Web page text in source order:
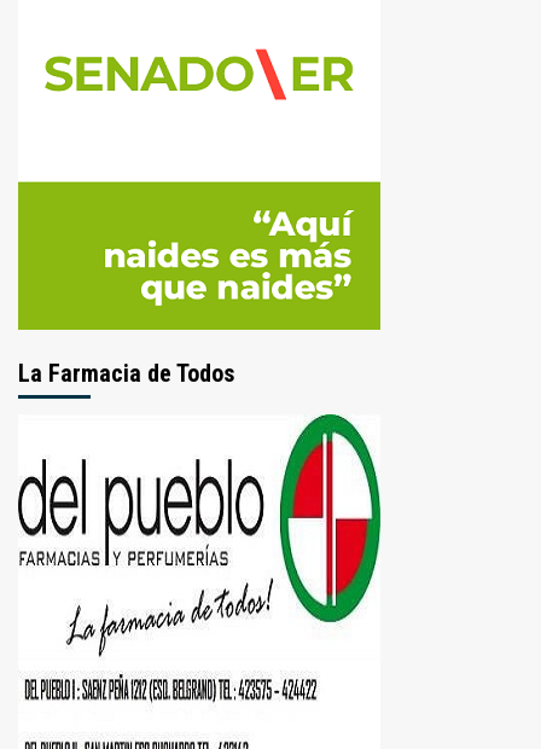
La Farmacia de Todos